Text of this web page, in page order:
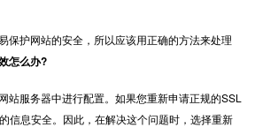
保护网站的安全，所以应该用正确的方法来处理
怎么办?
站服务器中进行配置。如果您重新申请正规的SSL
信息安全。因此，在解决这个问题时，选择重新